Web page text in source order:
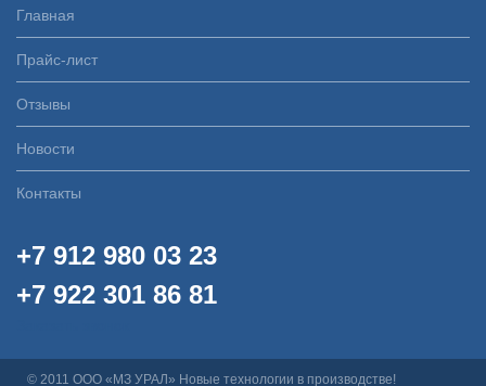
Главная
Прайс-лист
Отзывы
Новости
Контакты
+7 912 980 03 23
+7 922 301 86 81
© 2011 ООО «МЗ УРАЛ» Новые технологии в производстве!